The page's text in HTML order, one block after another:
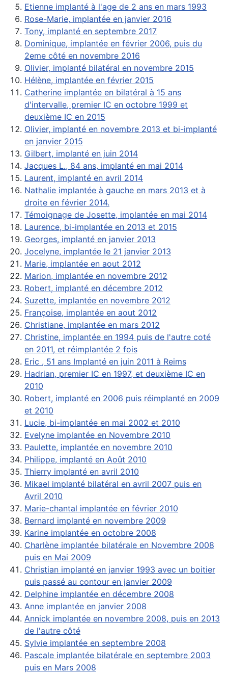
Etienne implanté à l'age de 2 ans en mars 1993
Rose-Marie, implantée en janvier 2016
Tony, implanté en septembre 2017
Dominique, implantée en février 2006, puis du
2eme côté en novembre 2016
Olivier, implanté bilatéral en novembre 2015
Hélène, implantée en février 2015
Catherine implantée en bilatéral à 15 ans
d'intervalle, premier IC en octobre 1999 et
deuxième IC en 2015
Olivier, implanté en novembre 2013 et bi-implanté
en janvier 2015
Gilbert, implanté en juin 2014
Jacques L., 84 ans, implanté en mai 2014
Laurent, implanté en avril 2014
Nathalie implantée à gauche en mars 2013 et à
droite en février 2014.
Témoignage de Josette, implantée en mai 2014
Laurence, bi-implantée en 2013 et 2015
Georges, implanté en janvier 2013
Jocelyne, implantée le 21 janvier 2013
Marie, implantée en aout 2012
Marion, implantée en novembre 2012
Robert, implanté en décembre 2012
Suzette, implantée en novembre 2012
Françoise, implantée en aout 2012
Christiane, implantée en mars 2012
Christine, implantée en 1994 puis de l'autre coté
en 2011, et réimplantée 2 fois
Eric , 51 ans Implanté en juin 2011 à Reims
Hadrian, premier IC en 1997, et deuxième IC en
2010
Robert, implanté en 2006 puis réimplanté en 2009
et 2010
Lucie, bi-implantée en mai 2002 et 2010
Evelyne implantée en Novembre 2010
Paulette, implantée en novembre 2010
Philippe, implanté en Août 2010
Thierry implanté en avril 2010
Mikael implanté bilatéral en avril 2007 puis en
Avril 2010
Marie-chantal implantée en février 2010
Bernard implanté en novembre 2009
Karine implantée en octobre 2008
Charlène implantée bilatérale en Novembre 2008
puis en Mai 2009
Christian implanté en janvier 1993 avec un boitier
puis passé au contour en janvier 2009
Delphine implantée en décembre 2008
Anne implantée en janvier 2008
Annick implantée en novembre 2008, puis en 2013
de l'autre côté
Sylvie implantée en septembre 2008
Pascale implantée bilatérale en septembre 2003
puis en Mars 2008